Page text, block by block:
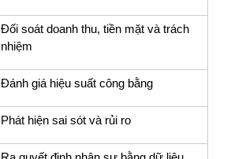
Đối soát doanh thu, tiền mặt và trách
nhiệm
Đánh giá hiệu suất công bằng
Phát hiện sai sót và rủi ro